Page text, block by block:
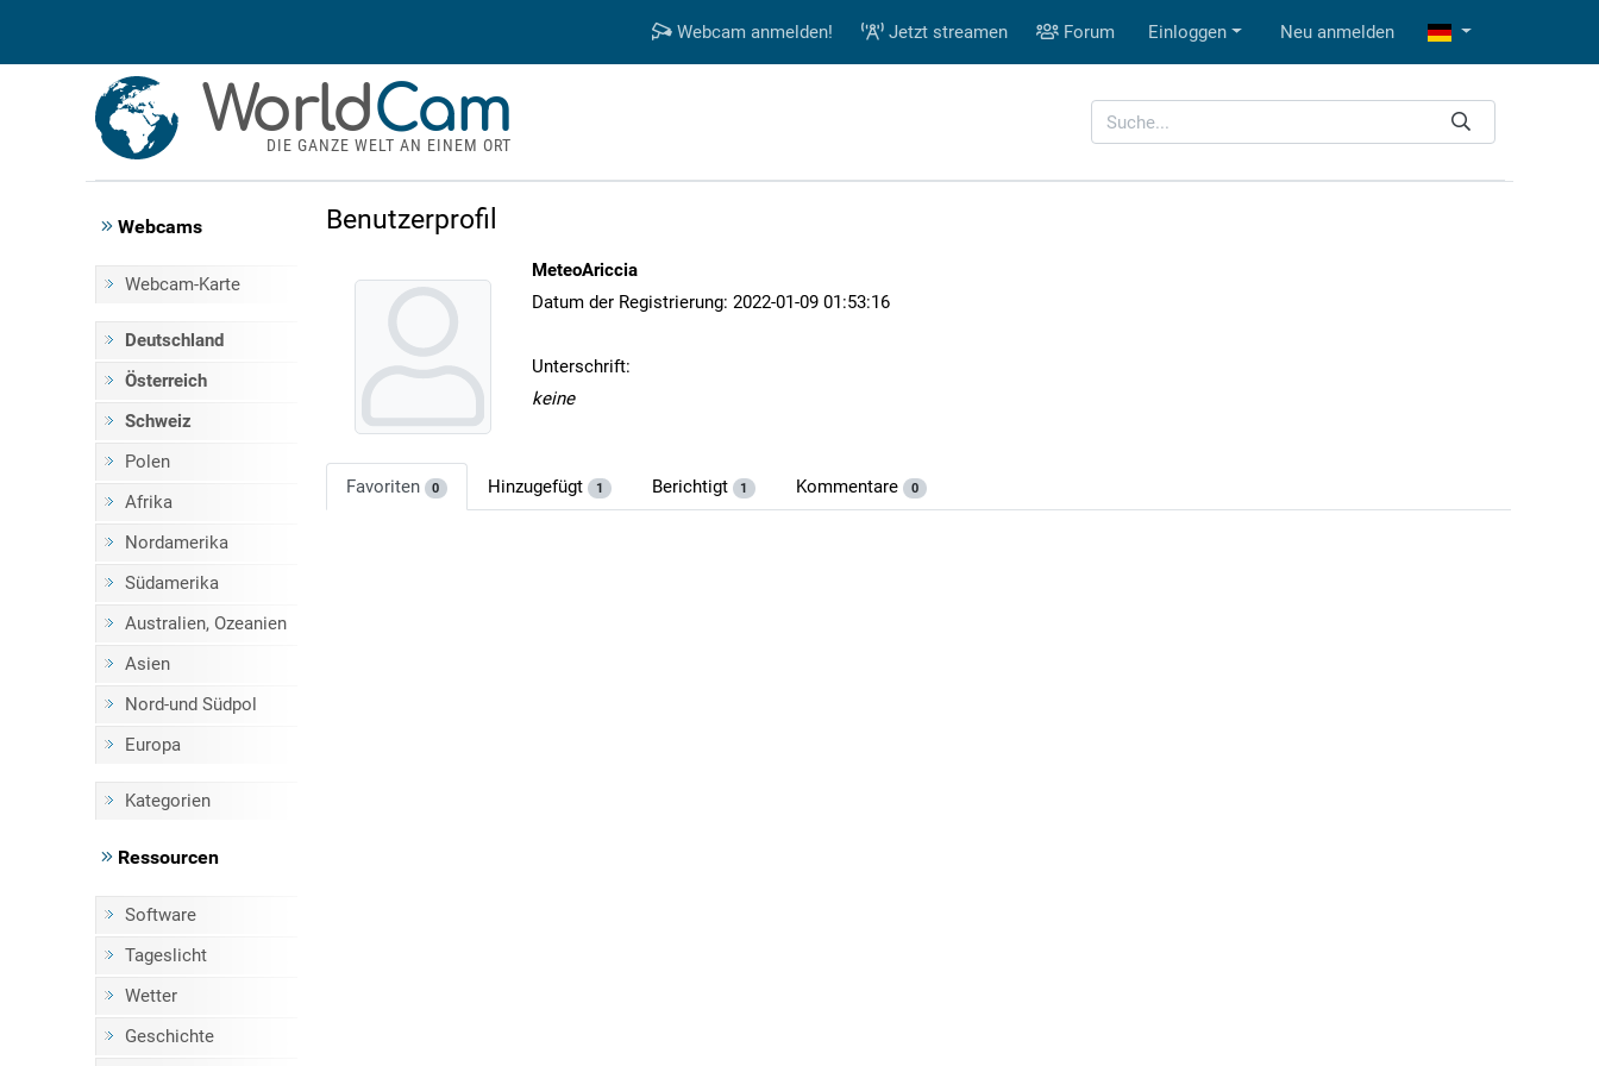
Webcam anmelden! Jetzt streamen Forum Einloggen Neu anmelden
WorldCam
DIE GANZE WELT AN EINEM ORT
Webcams
Webcam-Karte
Deutschland
Österreich
Schweiz
Polen
Afrika
Nordamerika
Südamerika
Australien, Ozeanien
Asien
Nord-und Südpol
Europa
Kategorien
Ressourcen
Software
Tageslicht
Wetter
Geschichte
Benutzerprofil
MeteoAriccia
Datum der Registrierung: 2022-01-09 01:53:16
Unterschrift:
keine
Favoriten 0 Hinzugefügt 1 Berichtigt 1 Kommentare 0